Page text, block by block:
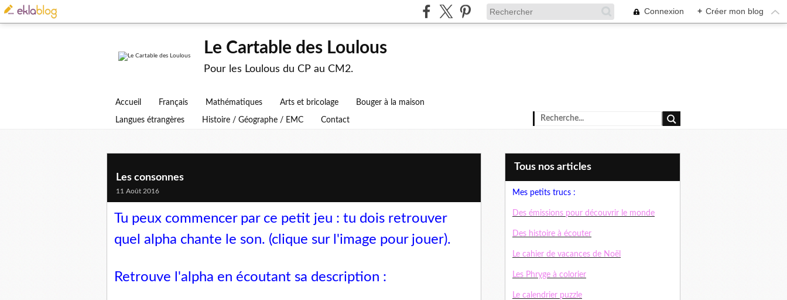
Connexion + Créer mon blog
Le Cartable des Loulous
Pour les Loulous du CP au CM2.
Accueil Français Mathématiques Arts et bricolage Bouger à la maison
Langues étrangères Histoire / Géographe / EMC Contact
Les consonnes
11 Août 2016
Tu peux commencer par ce petit jeu : tu dois retrouver
quel alpha chante le son. (clique sur l'image pour jouer).
Retrouve l'alpha en écoutant sa description :
Tous nos articles
Mes petits trucs :
Des émissions pour découvrir le monde
Des histoire à écouter
Le cahier de vacances de Noël
Les Phryge à colorier
Le calendrier puzzle